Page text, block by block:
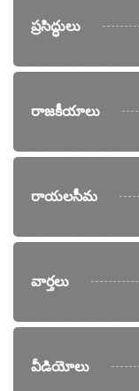
ప్రసిద్ధులు
రాజకీయాలు
రాయలసీమ
వార్తలు
వీడియోలు